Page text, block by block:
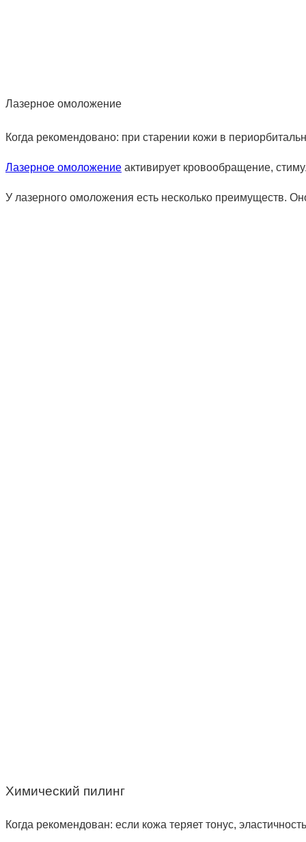
Лазерное омоложение
Когда рекомендовано: при старении кожи в
Лазерное омоложение активирует кровообращение,
У лазерного омоложения есть несколько преимуществ.
Химический пилинг
Когда рекомендован: если кожа теряет тонус,